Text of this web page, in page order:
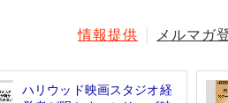
情報提供 メルマガ
ハリウッド映画スタジオ経